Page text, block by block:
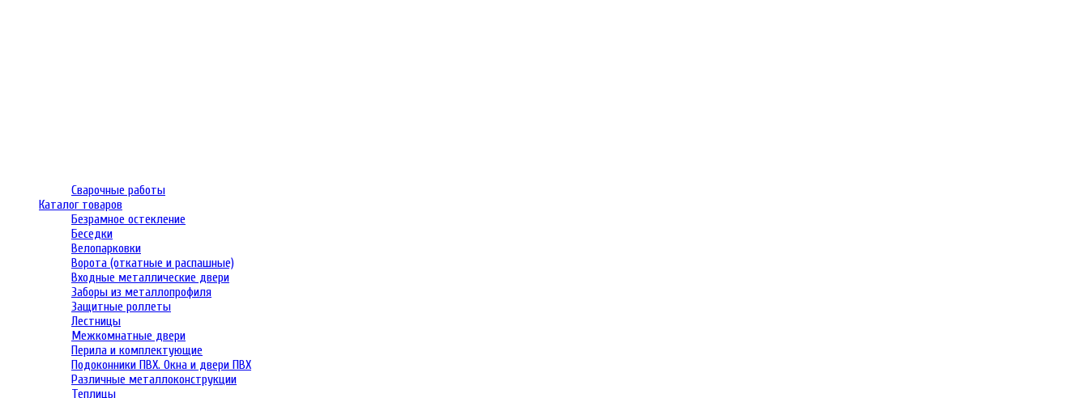
Сварочные работы
Каталог товаров
Безрамное остекление
Беседки
Велопарковки
Ворота (откатные и распашные)
Входные металлические двери
Заборы из металлопрофиля
Защитные роллеты
Лестницы
Межкомнатные двери
Перила и комплектующие
Подоконники ПВХ. Окна и двери ПВХ
Различные металлоконструкции
Теплицы